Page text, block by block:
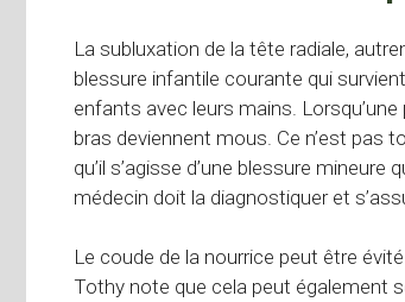
La subluxation de la tête radiale,
blessure infantile courante qui
enfants avec leurs mains.
bras deviennent mous. Ce n’est pas
qu’il s’agisse d’une blessure
médecin doit la diagnostiquer et
Le coude de la nourrice peut être
Tothy note que cela peut également